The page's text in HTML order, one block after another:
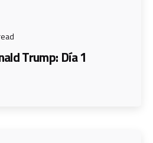
Trump: Día 1